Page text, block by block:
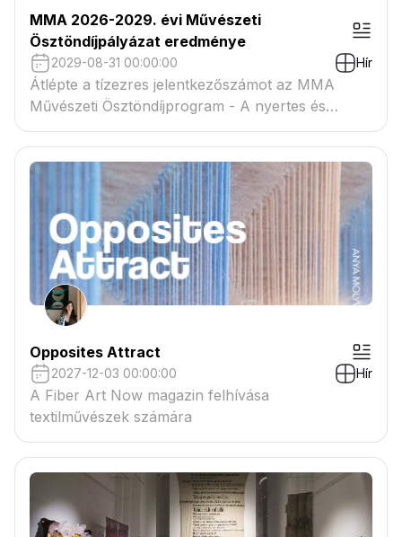
MMA 2026-2029. évi Művészeti
Ösztöndíjpályázat eredménye
2029-08-31 00:00:00 Hír
Átlépte a tízezres jelentkezőszámot az MMA
Művészeti Ösztöndíjprogram - A nyertes és
tartaléklistás pályázók névsora megtekinthető a
csatolmányban
Opposites Attract
2027-12-03 00:00:00 Hír
A Fiber Art Now magazin felhívása
textilművészek számára